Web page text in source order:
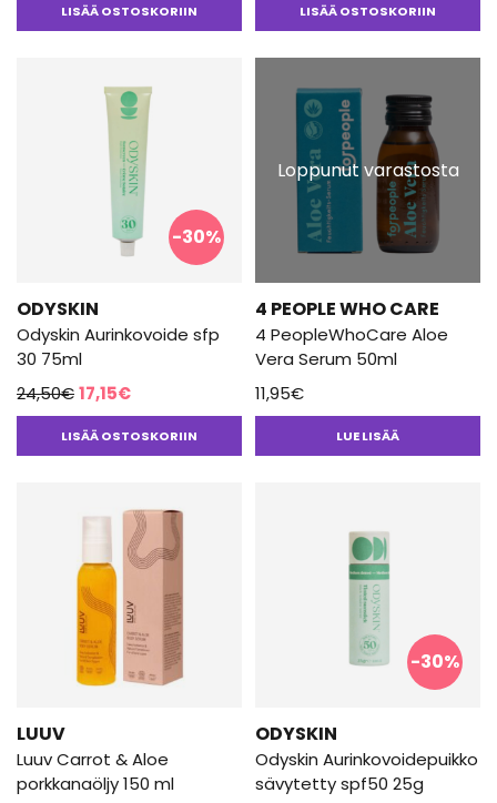
LISÄÄ OSTOSKORIIN LISÄÄ OSTOSKORIIN
-30%
ODYSKIN
Odyskin Aurinkovoide sfp
30 75ml
24,50€Alkuperäinen
hinta
oli:
17,15€Nykyinen
hinta
on:
LISÄÄ OSTOSKORIIN
Loppunut varastosta
4 PEOPLE WHO CARE
4 PeopleWhoCare Aloe
Vera Serum 50ml
11,95€
LUE LISÄÄ
LUUV
Luuv Carrot & Aloe
porkkanaöljy 150 ml
-30%
ODYSKIN
Odyskin Aurinkovoidepuikko
sävytetty spf50 25g